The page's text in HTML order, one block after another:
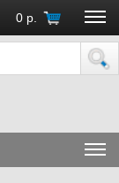
0 р.